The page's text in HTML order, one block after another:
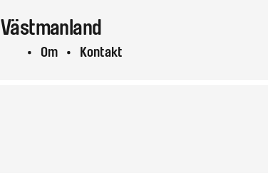
Västmanland
Om Kontakt